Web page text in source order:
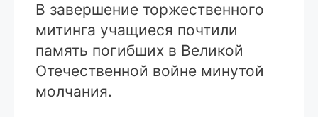
В завершение торжественного
митинга учащиеся почтили
память погибших в Великой
Отечественной войне минутой
молчания.